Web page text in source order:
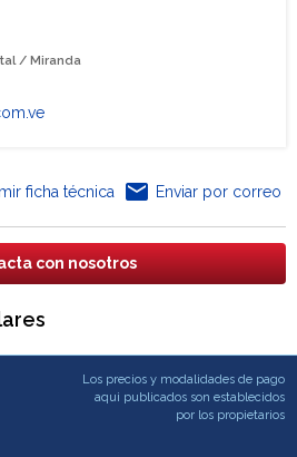
/ Miranda
ficha técnica email Enviar por correo
con nosotros
Los precios y modalidades de pago
aqui publicados son establecidos
por los propietarios